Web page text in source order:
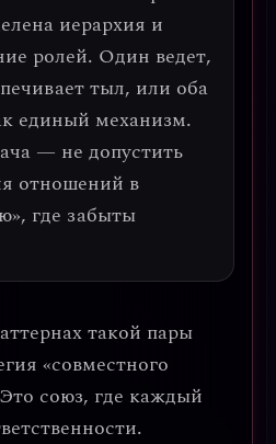
иерархия и
ролей. Один ведет,
тыл, или оба
единый механизм.
— не допустить
отношений в
где забыты
такой пары
«совместного
союз, где каждый